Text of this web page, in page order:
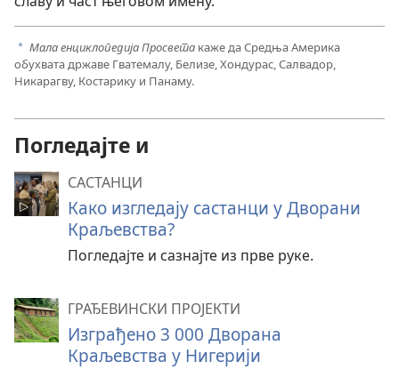
a Мала енциклопедија Просвета каже да Средња Америка
обухвата државе Гватемалу, Белизе, Хондурас, Салвадор,
Никарагву, Костарику и Панаму.
Погледајте и
САСТАНЦИ
Како изгледају састанци у Дворани
Краљевства?
Погледајте и сазнајте из прве руке.
ГРАЂЕВИНСКИ ПРОЈЕКТИ
Изграђено 3 000 Дворана
Краљевства у Нигерији